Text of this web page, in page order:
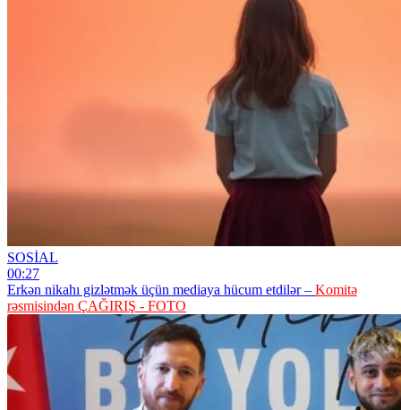
SOSİAL
00:27
Erkən nikahı gizlətmək üçün mediaya hücum etdilər – Komitə
rəsmisindən ÇAĞIRIŞ - FOTO